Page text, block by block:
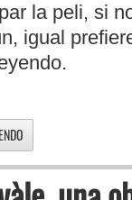
la peli, si
igual